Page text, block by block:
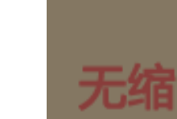
玩奇